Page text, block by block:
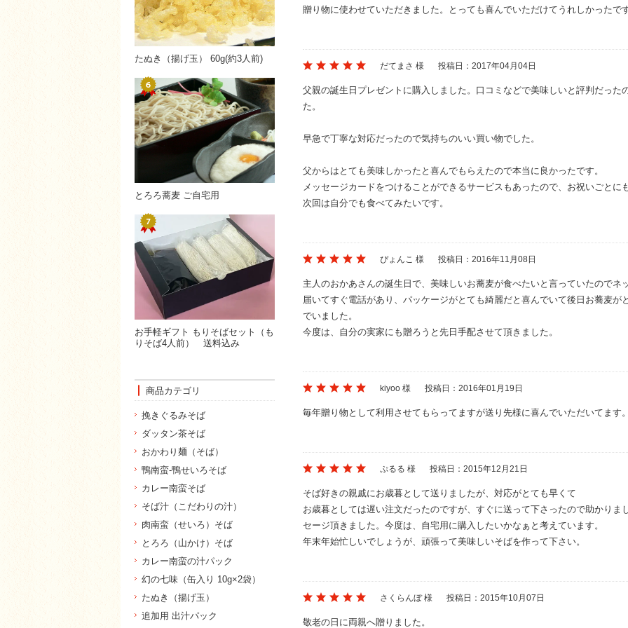
贈り物に使わせていただきました。とっても喜んでいただけてうれしかったで
だてまさ 様 投稿日：2017年04月04日
父親の誕生日プレゼントに購入しました。口コミなどで美味しいと評判だった
た。
早急で丁寧な対応だったので気持ちのいい買い物でした。
父からはとても美味しかったと喜んでもらえたので本当に良かったです。
メッセージカードをつけることができるサービスもあったので、お祝いごとに
次回は自分でも食べてみたいです。
ぴょんこ 様 投稿日：2016年11月08日
主人のおかあさんの誕生日で、美味しいお蕎麦が食べたいと言っていたのでネ
届いてすぐ電話があり、パッケージがとても綺麗だと喜んでいて後日お蕎麦が
でいました。
今度は、自分の実家にも贈ろうと先日手配させて頂きました。
kiyoo 様 投稿日：2016年01月19日
毎年贈り物として利用させてもらってますが送り先様に喜んでいただいてます
ぷるる 様 投稿日：2015年12月21日
そば好きの親戚にお歳暮として送りましたが、対応がとても早くて
お歳暮としては遅い注文だったのですが、すぐに送って下さったので助かり
セージ頂きました。今度は、自宅用に購入したいかなぁと考えています。
年末年始忙しいでしょうが、頑張って美味しいそばを作って下さい。
さくらんぼ 様 投稿日：2015年10月07日
敬老の日に両親へ贈りました。
たぬき（揚げ玉） 60g(約3人前)
とろろ蕎麦 ご自宅用
お手軽ギフト もりそばセット（も
りそば4人前） 送料込み
商品カテゴリ
挽きぐるみそば
ダッタン茶そば
おかわり麺（そば）
鴨南蛮-鴨せいろそば
カレー南蛮そば
そば汁（こだわりの汁）
肉南蛮（せいろ）そば
とろろ（山かけ）そば
カレー南蛮の汁パック
幻の七味（缶入り 10g×2袋）
たぬき（揚げ玉）
追加用 出汁パック